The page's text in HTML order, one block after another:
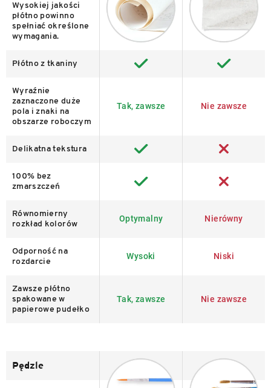
Wysokiej jakości
płótno powinno
spełniać określone
wymagania.
Płótno z tkaniny
Wyraźnie
zaznaczone duże
pola i znaki na
obszarze roboczym
Tak, zawsze Nie zawsze
Delikatna tekstura
100% bez
zmarszczeń
Równomierny
rozkład kolorów
Optymalny Nierówny
Odporność na
rozdarcie
Wysoki Niski
Zawsze płótno
spakowane w
papierowe pudełko
Tak, zawsze Nie zawsze
Pędzle